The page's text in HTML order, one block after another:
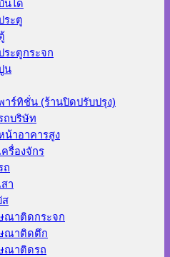
นได
ระตู
ระตูกระจก
น
าร์ทิชั่น (ร้านปิดปรับปรุง)
ถบริษัท
น้าอาคารสูง
รื่องจักร
ถ
า
ส
ณาติดกระจก
ณาติดตึก
ณาติดรถ